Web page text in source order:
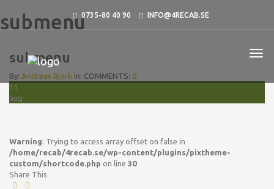
0735-80 40 90 INFO@4RECAB.SE
submenu
submenu
By: Andreas Björk In: COMMENTS: 0
11
aug
Warning: Trying to access array offset on false in
/home/recab/4recab.se/wp-content/plugins/pixtheme-
custom/shortcode.php on line 30
Share This